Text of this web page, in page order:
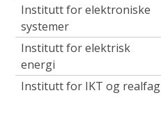
Institutt for elektroniske
systemer
Institutt for elektrisk
energi
Institutt for IKT og realfag